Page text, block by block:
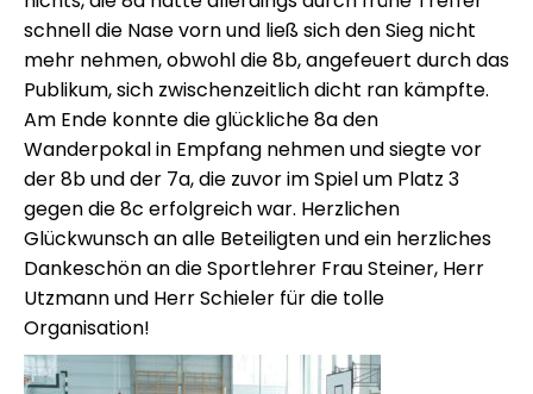
schnell die Nase vorn und ließ sich den Sieg nicht
mehr nehmen, obwohl die 8b, angefeuert durch das
Publikum, sich zwischenzeitlich dicht ran kämpfte.
Am Ende konnte die glückliche 8a den
Wanderpokal in Empfang nehmen und siegte vor
der 8b und der 7a, die zuvor im Spiel um Platz 3
gegen die 8c erfolgreich war. Herzlichen
Glückwunsch an alle Beteiligten und ein herzliches
Dankeschön an die Sportlehrer Frau Steiner, Herr
Utzmann und Herr Schieler für die tolle
Organisation!